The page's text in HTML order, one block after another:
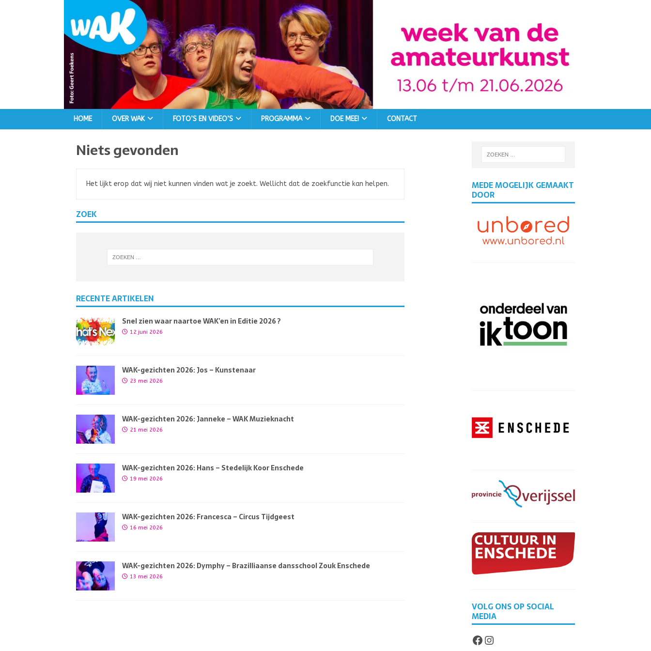
HOME OVER WAK FOTO’S EN VIDEO’S PROGRAMMA DOE MEE! CONTACT
Niets gevonden
Het lijkt erop dat wij niet kunnen vinden wat je zoekt. Wellicht dat de zoekfunctie kan helpen.
ZOEK
RECENTE ARTIKELEN
Snel zien waar naartoe WAK’en in Editie 2026 ?
12 juni 2026
WAK-gezichten 2026: Jos – Kunstenaar
23 mei 2026
WAK-gezichten 2026: Janneke – WAK Muzieknacht
21 mei 2026
WAK-gezichten 2026: Hans – Stedelijk Koor Enschede
19 mei 2026
WAK-gezichten 2026: Francesca – Circus Tijdgeest
16 mei 2026
WAK-gezichten 2026: Dymphy – Brazilliaanse dansschool Zouk Enschede
13 mei 2026
MEDE MOGELIJK GEMAAKT
DOOR
VOLG ONS OP SOCIAL
MEDIA